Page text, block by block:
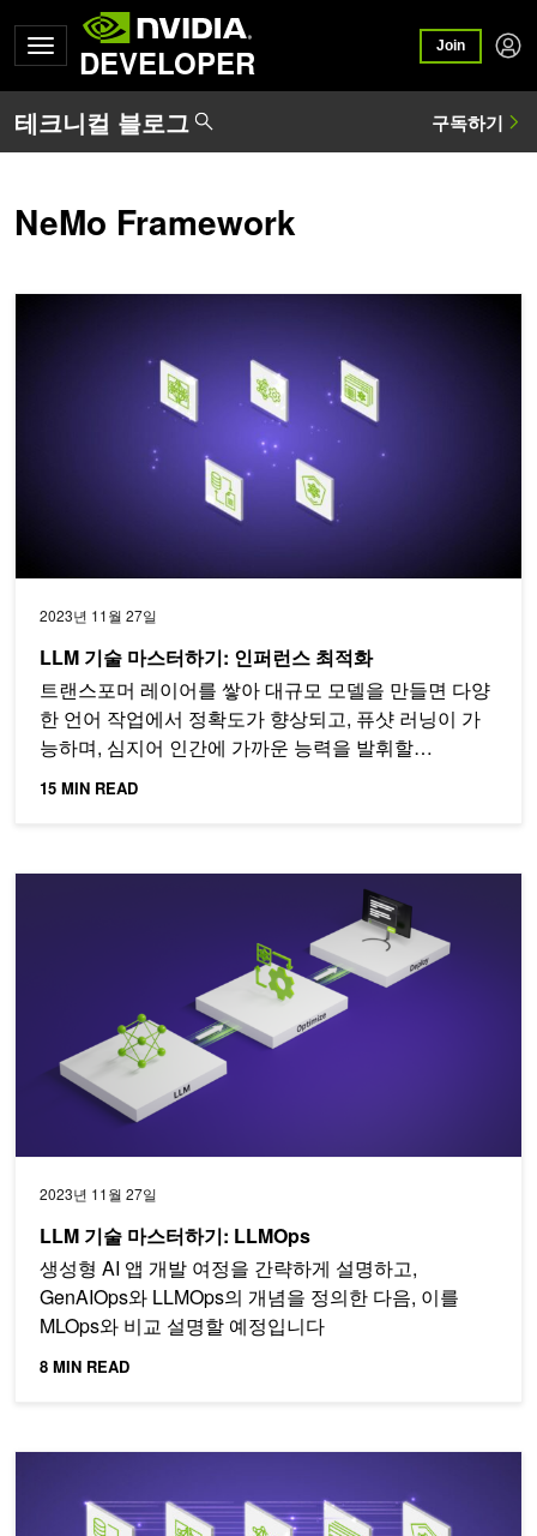
DEVELOPER Join
NeMo Framework
2023년 11월 27일
LLM 기술 마스터하기: 인퍼런스 최적화
트랜스포머 레이어를 쌓아 대규모 모델을 만들면 다양
한 언어 작업에서 정확도가 향상되고, 퓨샷 러닝이 가
능하며, 심지어 인간에 가까운 능력을 발휘할…
15 MIN READ
2023년 11월 27일
LLM 기술 마스터하기: LLMOps
생성형 AI 앱 개발 여정을 간략하게 설명하고,
GenAIOps와 LLMOps의 개념을 정의한 다음, 이를
MLOps와 비교 설명할 예정입니다
8 MIN READ
LLM 기술 마스터하기: LLMOps